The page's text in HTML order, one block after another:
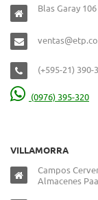
Blas Garay
(+595-21)
(0976) 395-320
VILLAMORRA
Campos
Almacenes